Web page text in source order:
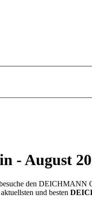
- August
den
und besten